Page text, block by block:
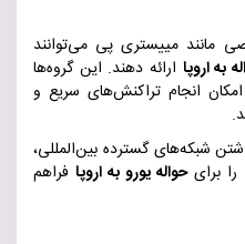
مانند مییستری پی می‌توانند
به اروپا ارائه دهند. این گروه‌ها
امکان انجام تراکنش‌های سریع و
.
شبکه‌های گسترده بین‌المللی،
را برایحواله یورو به اروپافراهم